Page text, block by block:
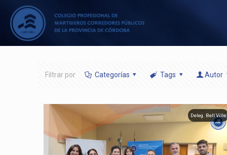
Filtrar por Categorías Tags Autor
Deleg. Bell Ville